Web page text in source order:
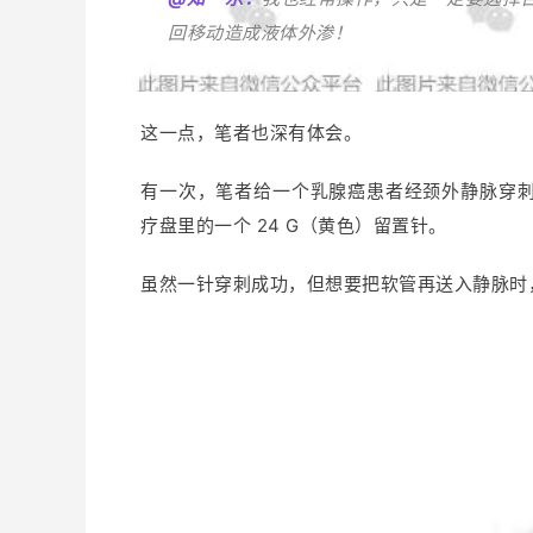
回移动造成液体外渗！
这一点，笔者也深有体会。
有一次，笔者给一个乳腺癌患者经颈外静脉穿
疗盘里的一个 24 G（黄色）留置针。
虽然一针穿刺成功，但想要把软管再送入静脉